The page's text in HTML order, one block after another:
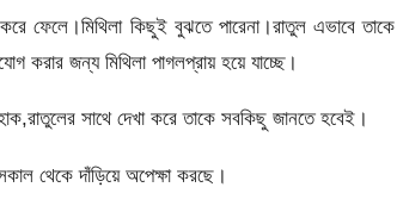
ফেলে।মিথিলা কিছুই বুঝতে পারেনা।রাতুল এভাবে তাকে
করার জন্য মিথিলা পাগলপ্রায় হয়ে যাচ্ছে।
সাথে দেখা করে তাকে সবকিছু জানতে হবেই।
সকাল থেকে দাঁড়িয়ে অপেক্ষা করছে।